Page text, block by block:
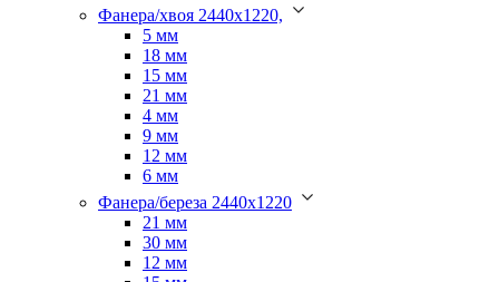
Фанера/хвоя 2440х1220,
5 мм
18 мм
15 мм
21 мм
4 мм
9 мм
12 мм
6 мм
Фанера/береза 2440х1220
21 мм
30 мм
12 мм